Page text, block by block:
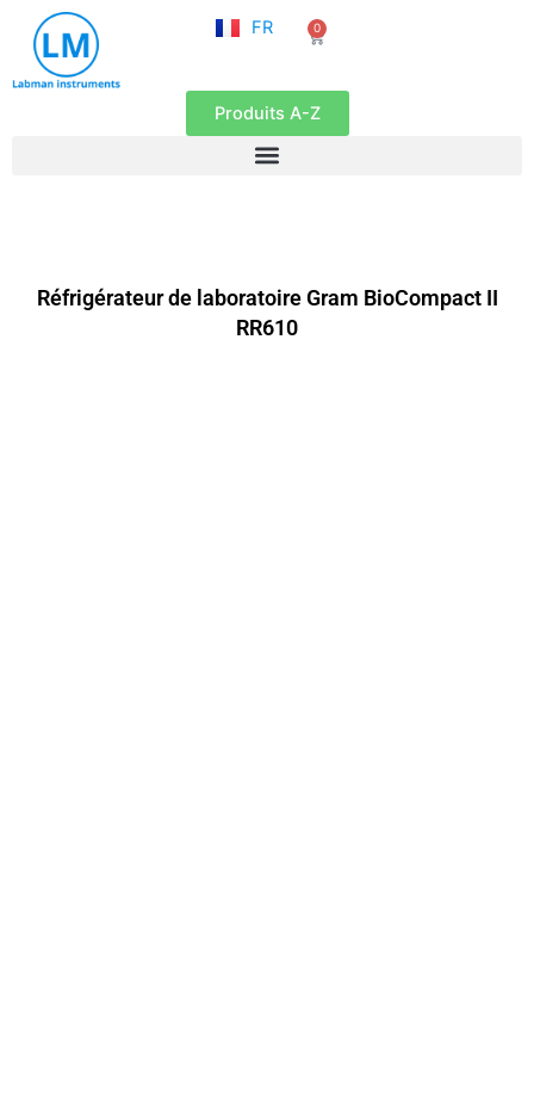
contenu
FR
EN
0
Panier
Produits A-Z
Réfrigérateur de laboratoire Gram BioCompact II
RR610